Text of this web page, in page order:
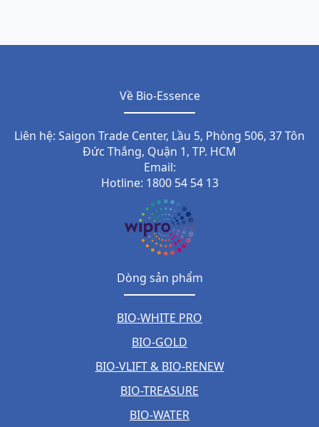
Về Bio-Essence
Liên hệ: Saigon Trade Center, Lầu 5, Phòng 506, 37 Tôn
Đức Thắng, Quận 1, TP. HCM
Email:
Hotline: 1800 54 54 13
Dòng sản phẩm
BIO-WHITE PRO
BIO-GOLD
BIO-VLIFT & BIO-RENEW
BIO-TREASURE
BIO-WATER